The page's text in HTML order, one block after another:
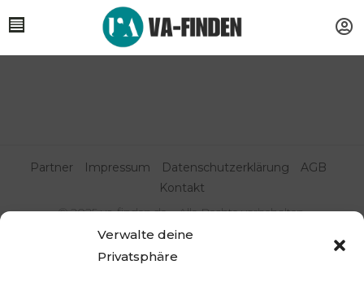
Verwalte deine
Privatsphäre
© 2025 va-finden.de – Alle Rechte vorbehalten.
Partner Impressum Datenschutzerklärung
AGB
Kontakt
Virtuelle Assistenz & Freelancer
finden | VA Expert:innenportal